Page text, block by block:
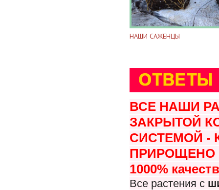
НАШИ САЖЕНЦЫ
ВСЕ НАШИ
ЗАКРЫТОЙ
СИСТЕМОЙ -
ПРИРОЩЕНО
1000%
Все растения с